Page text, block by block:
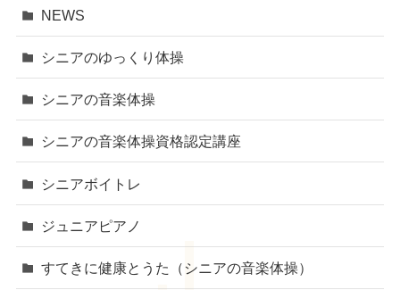
NEWS
シニアのゆっくり体操
シニアの音楽体操
シニアの音楽体操資格認定講座
シニアボイトレ
ジュニアピアノ
すてきに健康とうた（シニアの音楽体操）